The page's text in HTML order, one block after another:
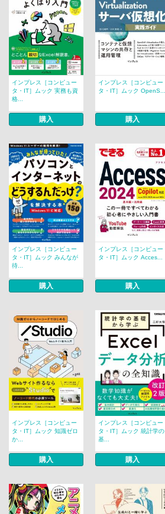
インプレス［コンピュー
タ・IT］ムック 実務も資
格...
購入
インプレス［コンピュー
タ・IT］ムック OpenS...
購入
インプレス［コンピュー
タ・IT］ムック みんなが
待...
購入
インプレス［コンピュー
タ・IT］ムック Acces...
購入
インプレス［コンピュー
タ・IT］ムック 知識ゼロ
か...
購入
インプレス［コンピュー
タ・IT］ムック 統計学の
基...
購入